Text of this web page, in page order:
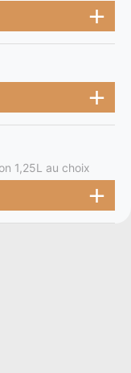
1,25L au choix